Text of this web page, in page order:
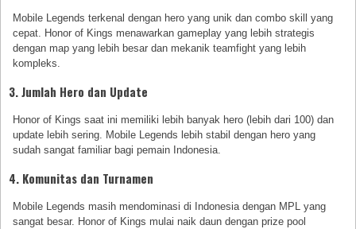
Mobile Legends terkenal dengan hero yang unik dan combo skill yang
cepat. Honor of Kings menawarkan gameplay yang lebih strategis
dengan map yang lebih besar dan mekanik teamfight yang lebih
kompleks.
3. Jumlah Hero dan Update
Honor of Kings saat ini memiliki lebih banyak hero (lebih dari 100) dan
update lebih sering. Mobile Legends lebih stabil dengan hero yang
sudah sangat familiar bagi pemain Indonesia.
4. Komunitas dan Turnamen
Mobile Legends masih mendominasi di Indonesia dengan MPL yang
sangat besar. Honor of Kings mulai naik daun dengan prize pool